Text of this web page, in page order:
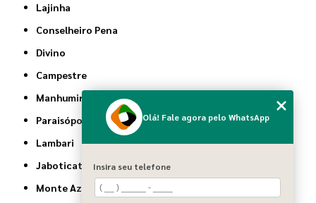
Lajinha
Conselheiro Pena
Divino
Campestre
Manhumirim
Paraisópolis
Lambari
Jaboticatubas
Monte Azul
Olá! Fale agora pelo WhatsApp
Insira seu telefone